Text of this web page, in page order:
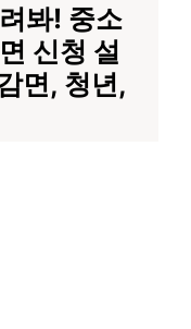
봐! 중소
신청 설
면, 청년,